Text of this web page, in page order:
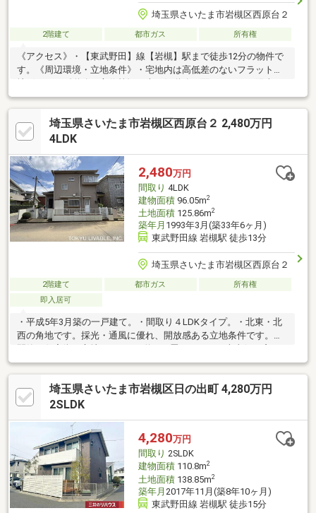
埼玉県さいたま市岩槻区西原台２
2階建て 都市ガス 所有権
《アクセス》・【東武野田】線【岩槻】駅まで徒歩12分の物件で
す。《周辺環境・立地条件》・宅地内は高低差のないフラットな
良好です。
埼玉県さいたま市岩槻区西原台２ 2,480万円
4LDK
2,480万円
間取り 4LDK
建物面積96.05m2
土地面積125.86m2
築年月 1993年3月(築33年6ヶ月)
東武野田線 岩槻駅 徒歩13分
埼玉県さいたま市岩槻区西原台２
2階建て 都市ガス
所有権
即入居可
・平成5年3月築の一戸建て。・間取り４LDKタイプ。・北東・北
西の角地です。採光・通風に優れ、開放感ある立地条件です。・
設けられているため、日当たりの良い空間になっています。・各
居室6畳以上確保。各居室に収納があります。・屋根裏収納があり
ます。・キッチンに床下収納があります。・キッチン横には勝手
口が付設。・1階と2階にトイレがあります。・南東側にお庭があ
ートがついています。※建物については契約不適合責任免責とな
ります。
埼玉県さいたま市岩槻区日の出町 4,280万円
2SLDK
4,280万円
間取り 2SLDK
建物面積110.8m2
土地面積138.85m2
築年月 2017年11月(築8年10ヶ月)
東武野田線 岩槻駅 徒歩15分